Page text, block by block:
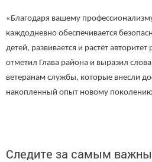
«Благодаря вашему
каждодневно обеспечивается
детей, развивается и растёт
отметил Глава района и выразил
ветеранам службы, которые внесли
накопленный опыт новому
Следите за самым